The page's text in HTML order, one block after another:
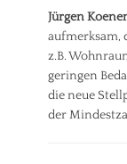
n
g
,
V
e
Jürgen
aufmerksam,
z.B.
geringen
die neue
der